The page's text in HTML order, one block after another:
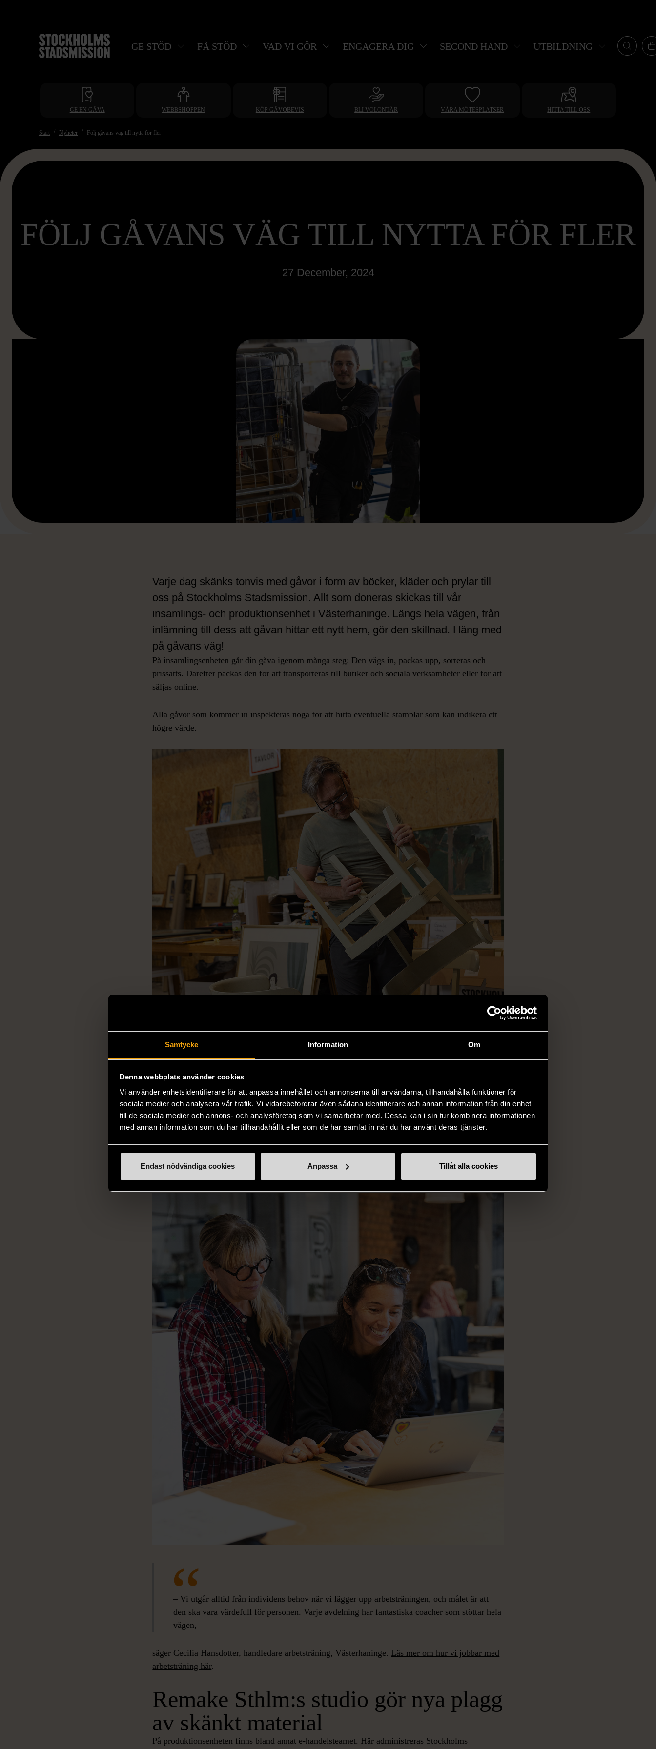
Samtycke Information Om
Denna webbplats använder cookies
Vi använder enhetsidentifierare för att anpassa innehållet och annonserna till användarna, tillhandahålla funktioner för
sociala medier och analysera vår trafik. Vi vidarebefordrar även sådana identifierare och annan information från din enhet
till de sociala medier och annons- och analysföretag som vi samarbetar med. Dessa kan i sin tur kombinera informationen
med annan information som du har tillhandahållit eller som de har samlat in när du har använt deras tjänster.
Endast nödvändiga cookies Anpassa Tillåt alla cookies
huvudinnehåll
GE STÖD FÅ STÖD VAD VI GÖR ENGAGERA DIG SECOND HAND UTBILDNING
GE EN GÅVA WEBBSHOPPEN KÖP GÅVOBEVIS BLI VOLONTÄR VÅRA MÖTESPLATSER HITTA TILL OSS
Start Nyheter Följ gåvans väg till nytta för fler
FÖLJ GÅVANS VÄG TILL NYTTA FÖR FLER
27 December, 2024
Varje dag skänks tonvis med gåvor i form av böcker, kläder och prylar till
oss på Stockholms Stadsmission. Allt som doneras skickas till vår
insamlings- och produktionsenhet i Västerhaninge. Längs hela vägen, från
inlämning till dess att gåvan hittar ett nytt hem, gör den skillnad. Häng med
på gåvans väg!
På insamlingsenheten går din gåva igenom många steg: Den vägs in, packas upp, sorteras och
prissätts. Därefter packas den för att transporteras till butiker och sociala verksamheter eller för att
säljas online.
Alla gåvor som kommer in inspekteras noga för att hitta eventuella stämplar som kan indikera ett
högre värde.
Din gåva gör nytta genom
arbetsträning
Redan när din gåva är på insamlings- och produktionsenheten gör den nytta genom arbetsträning.
– Vi utgår alltid från individens behov när vi lägger upp arbetsträningen, och målet är att
den ska vara värdefull för personen. Varje avdelning har fantastiska coacher som stöttar hela
vägen,
säger Cecilia Hansdotter, handledare arbetsträning, Västerhaninge. Läs mer om hur vi jobbar med
arbetsträning här.
Remake Sthlm:s studio gör nya plagg
av skänkt material
På produktionsenheten finns bland annat e-handelsteamet. Här administreras Stockholms